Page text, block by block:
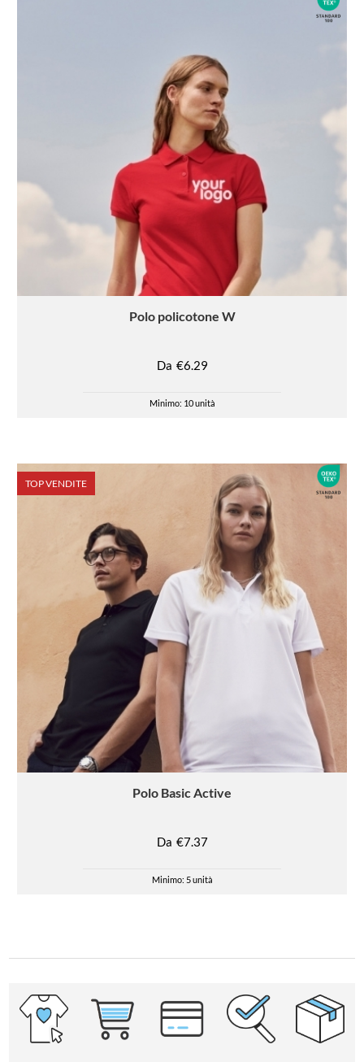
Polo policotone W
Da €6.29
Minimo: 10 unità
TOP VENDITE
Polo Basic Active
Da €7.37
Minimo: 5 unità